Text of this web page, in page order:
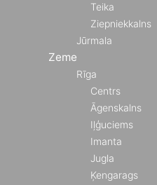
Teika
Ziepniekkalns
Jūrmala
Zeme
Rīga
Centrs
Āgenskalns
Iļģuciems
Imanta
Jugla
Ķengarags